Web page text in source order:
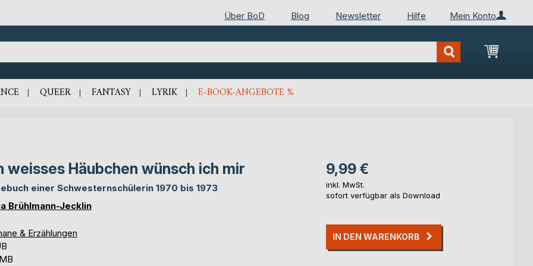
Mein Konto
Über BoD Blog Newsletter Hilfe
Mein
QUEER FANTASY LYRIK E-BOOK-ANGEBOTE %
weisses Häubchen wünsch ich mir
einer Schwesternschülerin 1970 bis 1973
Brühlmann-Jecklin
& Erzählungen
9,99 €
inkl. MwSt.
sofort verfügbar als Download
IN DEN WARENKORB